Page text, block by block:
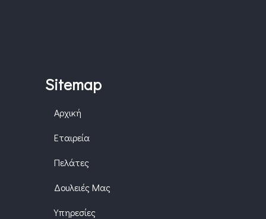
Sitemap
Αρχική
Εταιρεία
Πελάτες
Δουλειές Μας
Υπηρεσίες